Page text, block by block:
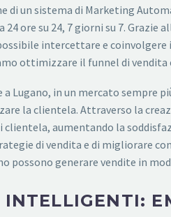
di un sistema di Marketing
24 ore su 24, 7 giorni su 7.
intercettare e
ottimizzare il funnel di vendita
a Lugano, in un mercato
la clientela. Attraverso la
clientela, aumentando la
di vendita e di migliorare
possono generare vendite in
INTELLIGENTI: